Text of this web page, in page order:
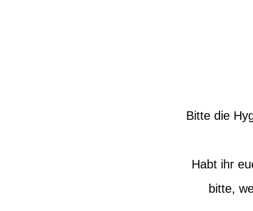
Bitte die
Habt ihr
bitte,